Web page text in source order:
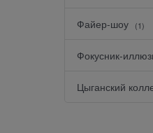
Файер-шоу (1)
Фокусник-
Цыганский